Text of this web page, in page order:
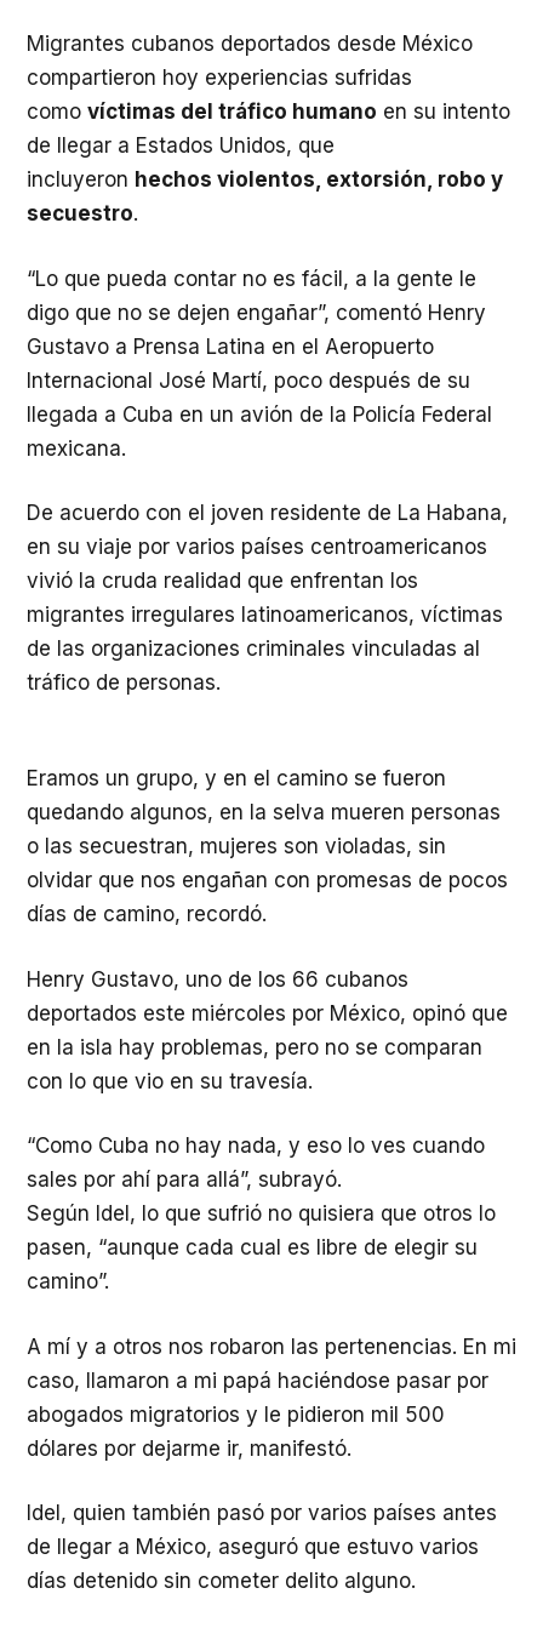
Migrantes cubanos deportados desde México
compartieron hoy experiencias sufridas
como víctimas del tráfico humano en su intento
de llegar a Estados Unidos, que
incluyeron hechos violentos, extorsión, robo y
secuestro.
“Lo que pueda contar no es fácil, a la gente le
digo que no se dejen engañar”, comentó Henry
Gustavo a Prensa Latina en el Aeropuerto
Internacional José Martí, poco después de su
llegada a Cuba en un avión de la Policía Federal
mexicana.
De acuerdo con el joven residente de La Habana,
en su viaje por varios países centroamericanos
vivió la cruda realidad que enfrentan los
migrantes irregulares latinoamericanos, víctimas
de las organizaciones criminales vinculadas al
tráfico de personas.
Eramos un grupo, y en el camino se fueron
quedando algunos, en la selva mueren personas
o las secuestran, mujeres son violadas, sin
olvidar que nos engañan con promesas de pocos
días de camino, recordó.
Henry Gustavo, uno de los 66 cubanos
deportados este miércoles por México, opinó que
en la isla hay problemas, pero no se comparan
con lo que vio en su travesía.
“Como Cuba no hay nada, y eso lo ves cuando
sales por ahí para allá”, subrayó.
Según Idel, lo que sufrió no quisiera que otros lo
pasen, “aunque cada cual es libre de elegir su
camino”.
A mí y a otros nos robaron las pertenencias. En mi
caso, llamaron a mi papá haciéndose pasar por
abogados migratorios y le pidieron mil 500
dólares por dejarme ir, manifestó.
Idel, quien también pasó por varios países antes
de llegar a México, aseguró que estuvo varios
días detenido sin cometer delito alguno.